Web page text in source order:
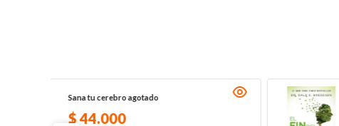
Sana tu cerebro agotado